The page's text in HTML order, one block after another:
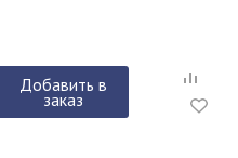
Добавить в
заказ